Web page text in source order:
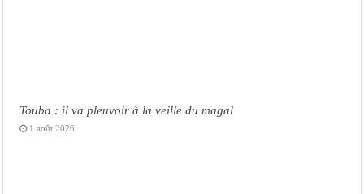
Touba : il va pleuvoir à la veille du magal
1 août 2026